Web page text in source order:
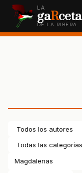
LA
gaRceta
DE LA RIBERA